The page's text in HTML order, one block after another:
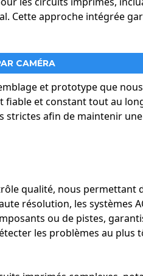
Cette approche intégrée
CAMÉRA
et prototype que
fiable et constant tout au
strictes afin de maintenir
qualité, nous permettant
résolution, les systèmes
ou de pistes,
les problèmes au plus